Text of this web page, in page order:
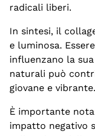
radicali liberi.
In sintesi, il
e luminosa.
influenzano la
naturali può
giovane e vibrante.
È importante
impatto negativo